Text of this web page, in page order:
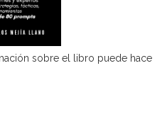
sobre el libro puede hace